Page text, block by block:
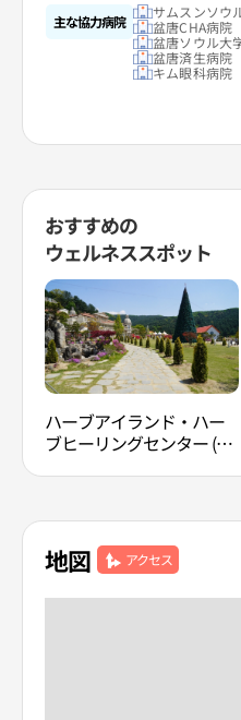
主な協力病院
サムスンソウ
盆唐CHA病院
盆唐ソウル大
盆唐済生病院
キム眼科病院
おすすめの
ウェルネススポット
ハーブアイランド・ハー
ブヒーリングセンター (허
地図 アクセス